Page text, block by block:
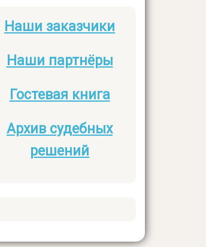
Боковое
меню
Наши заказчики
Наши партнёры
Гостевая книга
Архив судебных
решений